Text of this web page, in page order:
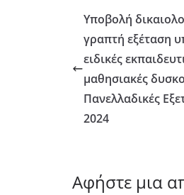
Υποβολή
γραπτή εξέταση
ειδικές
μαθησιακές
Πανελλαδικές
2024
Αφήστε μια